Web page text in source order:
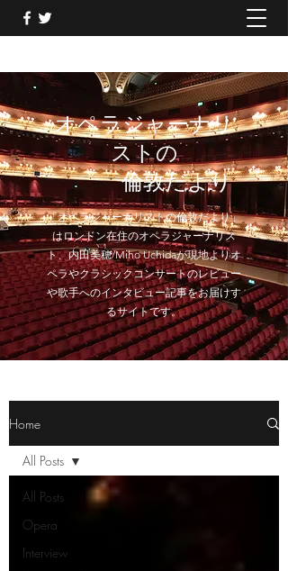
オペラジャーナリ
ストの
倫敦だより
「オペラジャーナリストの倫敦だより」
はロンドン在住のオペラジャーナリス
ト、内田美穂/Miho Uchidaが現地よりオ
ペラやクラシックコンサートのレビュー
や歌手へのインタビュー記事をお届けす
るサイトです。
Home
All Posts
Opera
Interview
All Posts